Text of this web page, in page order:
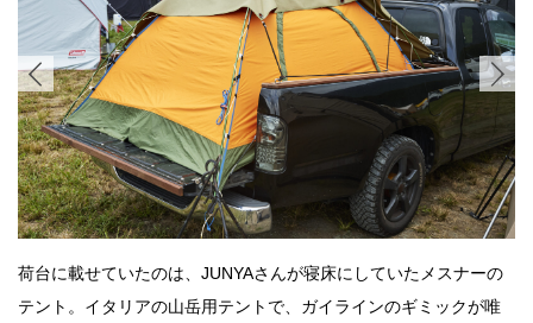
荷台に載せていたのは、JUNYAさんが寝床にしていたメスナーの
テント。イタリアの山岳用テントで、ガイラインのギミックが唯